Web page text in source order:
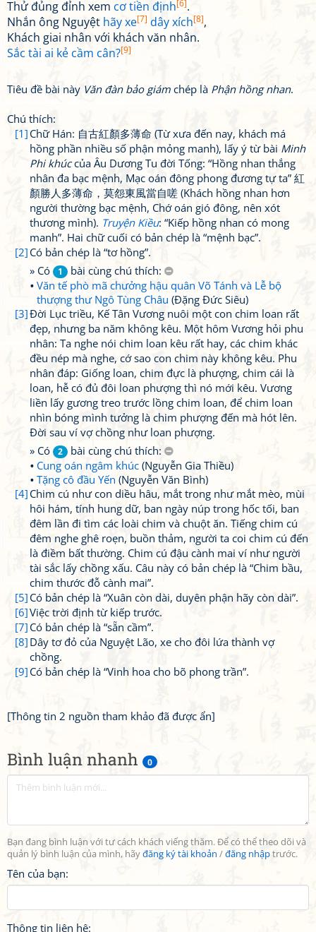
Bình luận nhanh 0
Bạn đang bình luận với tư cách khách viếng thăm. Để có thể theo dõi và
quản lý bình luận của mình, hãyđăng ký tài khoản /đăng nhậptrước.
Tên của bạn:
Thông tin liên hệ:
Thử đủng đỉnh xem cơ tiền định[6].
Nhắn ông Nguyệt hãy xe[7] dây xích[8],
Khách giai nhân với khách văn nhân.
Sắc tài ai kẻ cầm cân?[9]
Tiêu đề bài này Văn đàn bảo giám chép là Phận hồng nhan.
Chú thích:
[1] Chữ Hán: 自古紅顏多薄命 (Từ xưa đến nay, khách má
hồng phần nhiều số phận mỏng manh), lấy ý từ bài Minh
Phi khúccủa Âu Dương Tu đời Tống: “Hồng nhan thắng
nhân đa bạc mệnh, Mạc oán đông phong đương tự ta” 紅
顏勝人多薄命，莫怨東風當自嗟 (Khách hồng nhan hơn
người thường bạc mệnh, Chớ oán gió đông, nên xót
thương mình). Truyện Kiều: “Kiếp hồng nhan có mong
manh”. Hai chữ cuối có bản chép là “mệnh bạc”.
[2] Có bản chép là “tơ hồng”.
» Có
1
bài cùng chú thích:
Văn tế phò mã chưởng hậu quân Võ Tánh và Lễ bộ
thượng thư Ngô Tùng Châu (Đặng Đức Siêu)
[3]Đời Lục triều, Kế Tân Vương nuôi một con chim loan rất
đẹp, nhưng ba năm không kêu. Một hôm Vương hỏi phu
nhân: Ta nghe nói chim loan kêu rất hay, các chim khác
đều nép mà nghe, cớ sao con chim này không kêu. Phu
nhân đáp: Giống loan, chim đực là phượng, chim cái là
loan, hễ có đủ đôi loan phượng thì nó mới kêu. Vương
liền lấy gương treo trước lồng chim loan, để chim loan
nhìn bóng mình tưởng là chim phượng đến mà hót lên.
Đời sau ví vợ chồng như loan phượng.
» Có
2
bài cùng chú thích:
Cung oán ngâm khúc (Nguyễn Gia Thiều)
Tặng cô đầu Yến (Nguyễn Văn Bình)
[4] Chim cú như con diều hâu, mắt trong như mắt mèo, mùi
hôi hám, tính hung dữ, ban ngày núp trong hốc tối, ban
đêm lần đi tìm các loài chim và chuột ăn. Tiếng chim cú
đêm nghe ghê roẹn, buồn thảm, người ta coi chim cú đến
là điềm bất thường. Chim cú đậu cành mai ví như người
tài sắc lấy chồng xấu. Câu này có bản chép là “Chim bầu,
chim thước đỗ cành mai”.
[5] Có bản chép là “Xuân còn dài, duyên phận hãy còn dài”.
[6]Việc trời định từ kiếp trước.
[7] Có bản chép là “sẵn cầm”.
[8] Dây tơ đỏ của Nguyệt Lão, xe cho đôi lứa thành vợ
chồng.
[9] Có bản chép là “Vinh hoa cho bõ phong trần”.
[Thông tin 2 nguồn tham khảo đã được ẩn]